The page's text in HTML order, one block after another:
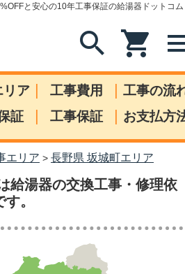
と安心の10年工事保証の給湯器ドットコム
search shopping_cart
リア | 工事費用 | 工事の流
証 | 工事保証 | お支払方
エリア > 長野県 坂城町エリア
給湯器の交換工事・修理依
。